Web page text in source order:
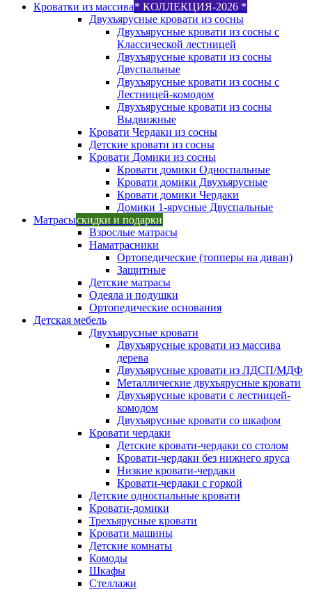
Кроватки из массива* КОЛЛЕКЦИЯ-2026 *
Двухъярусные кровати из сосны
Двухъярусные кровати из сосны с
Классической лестницей
Двухъярусные кровати из сосны
Двуспальные
Двухъярусные кровати из сосны с
Лестницей-комодом
Двухъярусные кровати из сосны
Выдвижные
Кровати Чердаки из сосны
Детские кровати из сосны
Кровати Домики из сосны
Кровати домики Односпальные
Кровати домики Двухъярусные
Кровати домики Чердаки
Домики 1-ярусные Двуспальные
Матрасыскидки и подарки
Взрослые матрасы
Наматрасники
Ортопедические (топперы на диван)
Защитные
Детские матрасы
Одеяла и подушки
Ортопедические основания
Детская мебель
Двухъярусные кровати
Двухъярусные кровати из массива
дерева
Двухъярусные кровати из ЛДСП/МДФ
Металлические двухъярусные кровати
Двухъярусные кровати с лестницей-
комодом
Двухъярусные кровати со шкафом
Кровати чердаки
Детские кровати-чердаки со столом
Кровати-чердаки без нижнего яруса
Низкие кровати-чердаки
Кровати-чердаки с горкой
Детские односпальные кровати
Кровати-домики
Трехъярусные кровати
Кровати машины
Детские комнаты
Комоды
Шкафы
Стеллажи